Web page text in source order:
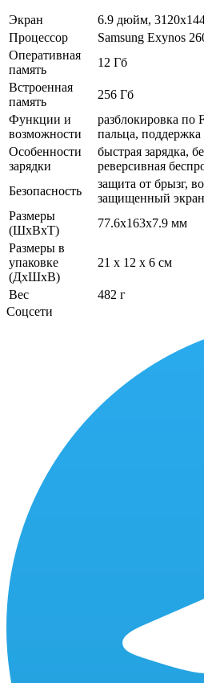
Экран
6.9 дюйм,
Процессор
Samsung Exynos
Оперативная
память
12 Гб
Встроенная
память
256 Гб
Функции и
возможности
разблокировка по
пальца,
Особенности
зарядки
быстрая зарядка,
реверсивная
Безопасность
защита от брызг,
защищенный
Размеры
(ШхВхТ)
77.6x163x7.9 мм
Размеры в
упаковке
(ДхШхВ)
21 x 12 x 6 см
Вес
482 г
Соцсети